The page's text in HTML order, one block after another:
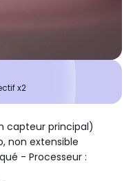
x2
capteur principal)
non extensible
- Processeur :